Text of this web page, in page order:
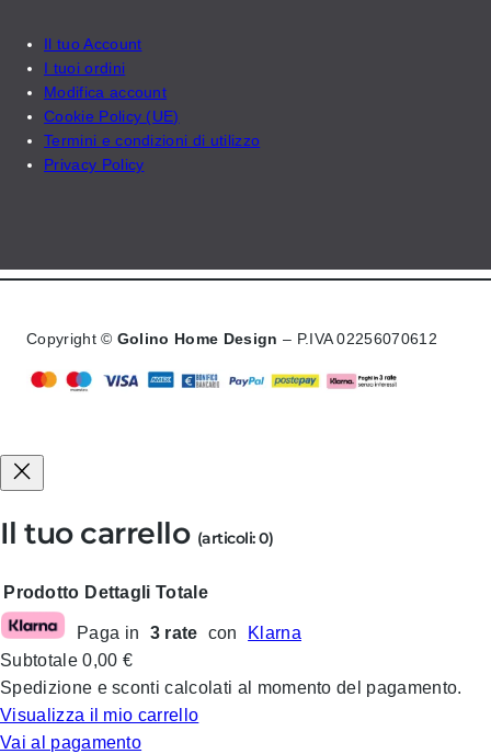
Il tuo Account
I tuoi ordini
Modifica account
Cookie Policy (UE)
Termini e condizioni di utilizzo
Privacy Policy
Copyright © Golino Home Design – P.IVA 02256070612
Il tuo carrello (articoli: 0)
Prodotti
nel
carrello
Prodotto Dettagli Totale
Paga in 3 rate con
Klarna
Subtotale0,00 €
Spedizione e sconti calcolati al momento del pagamento.
Visualizza il mio carrello
Vai al pagamento